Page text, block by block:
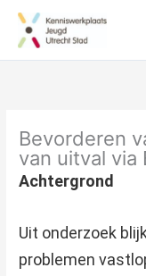
Bevorderen
van uitval via
Achtergrond
Uit onderzoek
problemen